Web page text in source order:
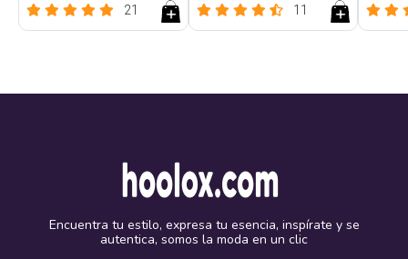
21 11
Encuentra tu estilo, expresa tu esencia, inspírate y se
autentica, somos la moda en un clic